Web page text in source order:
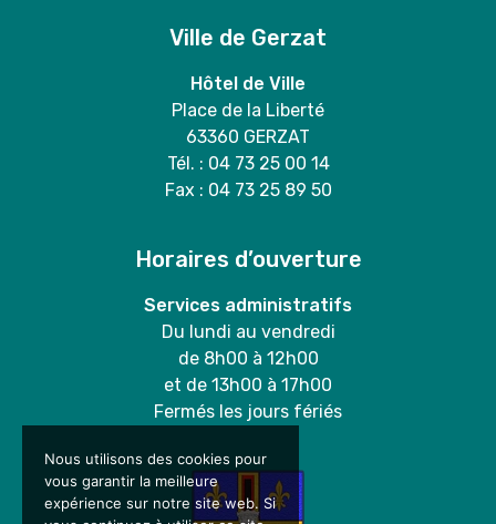
Ville de Gerzat
Hôtel de Ville
Place de la Liberté
63360 GERZAT
Tél. : 04 73 25 00 14
Fax : 04 73 25 89 50
Horaires d’ouverture
Services administratifs
Du lundi au vendredi
de 8h00 à 12h00
et de 13h00 à 17h00
Fermés les jours fériés
Nous utilisons des cookies pour
vous garantir la meilleure
expérience sur notre site web. Si